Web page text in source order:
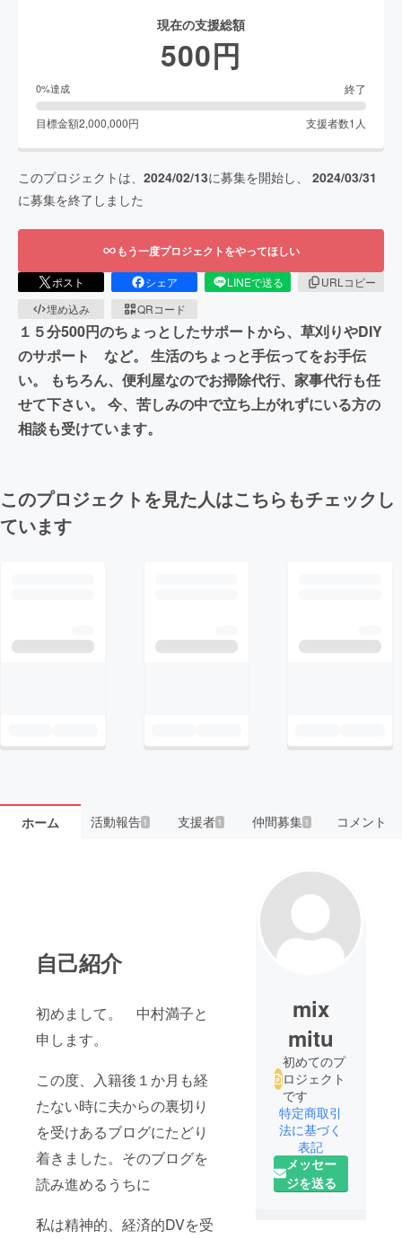
現在の支援総額
500円
0%達成 終了
目標金額2,000,000円 支援者数1 人
このプロジェクトは、 2024/02/13に募集を開始し、 2024/03/31
に募集を終了しました
もう一度プロジェクトをやってほしい
ポスト シェア LINEで送る
URLコピー
埋め込み
QRコード
１５分500円のちょっとしたサポートから、草刈りやDIY
のサポート など。 生活のちょっと手伝ってをお手伝
い。 もちろん、便利屋なのでお掃除代行、家事代行も任
せて下さい。 今、苦しみの中で立ち上がれずにいる方の
相談も受けています。
このプロジェクトを見た人はこちらもチェックし
ています
ホーム 活動報告1 支援者 1 仲間募集 1 コメント
自己紹介
初めまして。 中村満子と
申します。
この度、入籍後１か月も経
たない時に夫からの裏切り
を受けあるブログにたどり
着きました。そのブログを
読み進めるうちに
私は精神的、経済的DVを受
mix
mitu
初めてのプ
ロジェクト
です
特定商取引
法に基づく
表記
メッセー
ジを送る